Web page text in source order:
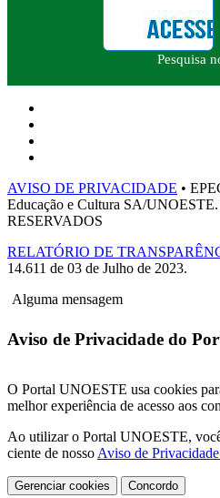
Pesquisa
AVISO DE PRIVACIDADE •
Educação e Cultura SA/
RESERVADOS
RELATÓRIO DE
14.611 de 03 de Julho de 2023.
Alguma mensagem
Aviso de Privacidade do
O Portal UNOESTE usa cookies
melhor experiência de acesso aos
Ao utilizar o Portal UNOESTE,
ciente de nosso Aviso de
Gerenciar cookies Concordo